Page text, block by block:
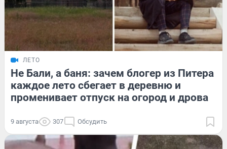
ЛЕТО
Не Бали, а баня: зачем блогер из Питера
каждое лето сбегает в деревню и
променивает отпуск на огород и дрова
9 августа 307 Обсудить